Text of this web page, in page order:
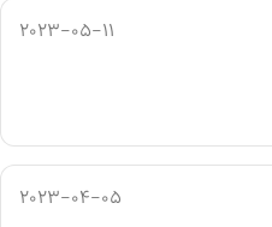
2023-05-11
2023-04-05